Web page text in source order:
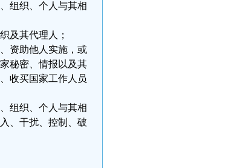
组织、个人与其相
及其代理人；
资助他人实施，或
秘密、情报以及其
收买国家工作人员
组织、个人与其相
、干扰、控制、破